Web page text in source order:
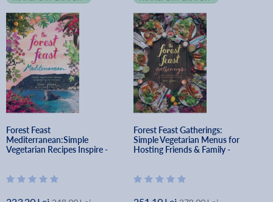
Forest Feast
Mediterranean:Simple
Vegetarian Recipes Inspire -
Forest Feast Gatherings:
Simple Vegetarian Menus for
Hosting Friends & Family -